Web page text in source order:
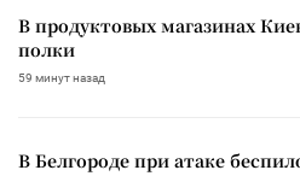
В продуктовых магазинах
полки
59 минут назад
В Белгороде при атаке